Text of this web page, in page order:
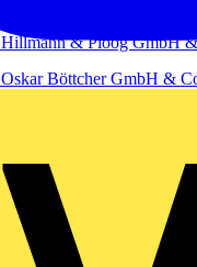
Hillmann & Ploog GmbH
Oskar Böttcher GmbH &